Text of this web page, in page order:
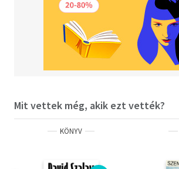
Mit vettek még, akik ezt vették?
KÖNYV